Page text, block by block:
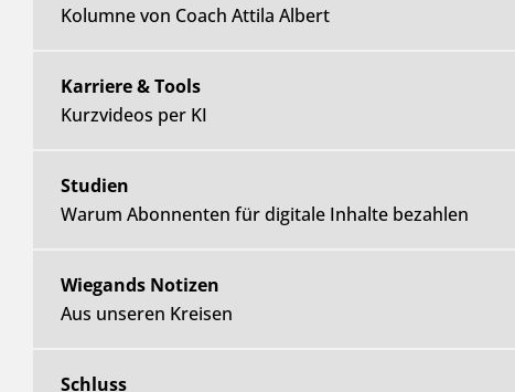
Kolumne von Coach Attila Albert
Karriere & Tools
Kurzvideos per KI
Studien
Warum Abonnenten für digitale Inhalte bezahlen
Wiegands Notizen
Aus unseren Kreisen
Schluss